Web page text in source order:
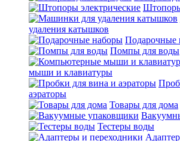
удаления катышков
Подарочные
Помпы для воды
мыши и клавиатуры
аэраторы
Товары для дома
Тестеры воды